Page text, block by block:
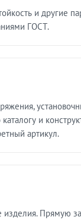
и другие
ГОСТ.
и
артикул.
Прямую